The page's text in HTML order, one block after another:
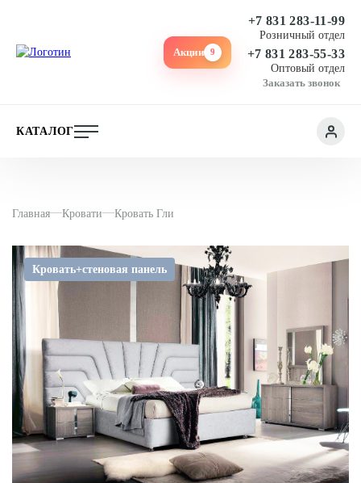
9
Акции
+7 831 283-11-99
Розничный отдел
+7 831 283-55-33
Оптовый отдел
Заказать звонок
КАТАЛОГ
Главная Кровати Кровать Гли
Кровать+стеновая панель